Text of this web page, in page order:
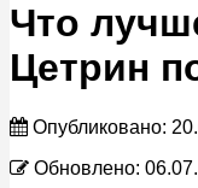
Что
Цетрин
Опубликовано:
Обновлено: